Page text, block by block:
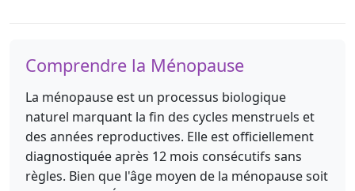
Comprendre la Ménopause
La ménopause est un processus biologique
naturel marquant la fin des cycles menstruels et
des années reproductives. Elle est officiellement
diagnostiquée après 12 mois consécutifs sans
règles. Bien que l'âge moyen de la ménopause soit